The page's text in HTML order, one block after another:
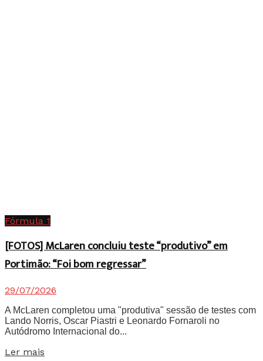
Fórmula 1
[FOTOS] McLaren concluiu teste “produtivo” em
Portimão: “Foi bom regressar”
29/07/2026
A McLaren completou uma "produtiva" sessão de testes com
Lando Norris, Oscar Piastri e Leonardo Fornaroli no
Autódromo Internacional do...
Ler mais